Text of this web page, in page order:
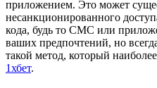
приложением. Это может
несанкционированного
кода, будь то СМС или
ваших предпочтений, но
такой метод, который
1хбет.